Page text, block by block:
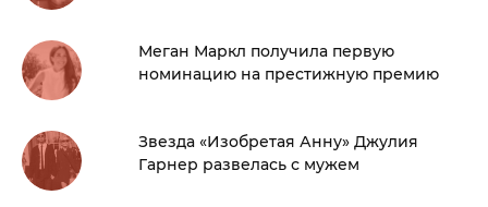
Меган Маркл получила первую
номинацию на престижную премию
Звезда «Изобретая Анну» Джулия
Гарнер развелась с мужем